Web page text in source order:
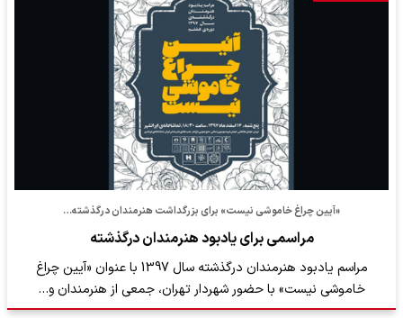
«آیین چراغ خاموشی نیست» برای بزرگداشت هنرمندان درگذشته…
مراسمی برای یادبود هنرمندان درگذشته
مراسم یادبود هنرمندان درگذشته سال 1397 با عنوان «آیین چراغ
خاموشی نیست» با حضور شهردار تهران، جمعی از هنرمندان و…